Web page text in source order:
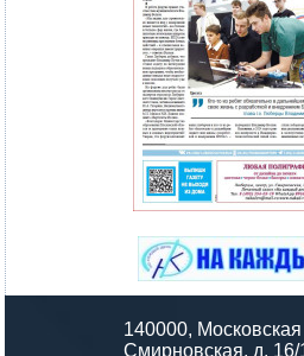
140000,
Смирновская, д. 16/